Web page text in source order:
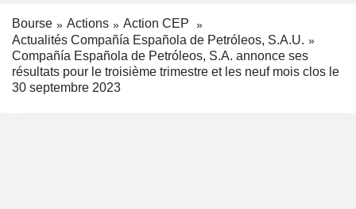
Bourse Actions
Action CEP
Actualités Compañía Española de Petróleos, S.A.U.
Compañía Española de Petróleos, S.A. annonce ses
résultats pour le troisième trimestre et les neuf mois clos le
30 septembre 2023